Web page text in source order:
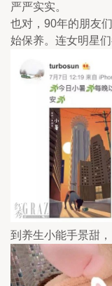
严严实实。
也对，90年的朋友
始保养。连女明星
到养生小能手景甜，